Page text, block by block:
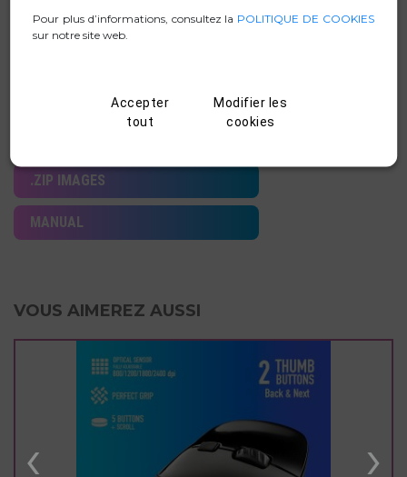
Idéal pour tous les utilisateurs comme les designers
graphiques ou encore les joueurs qui recherchent une
.ZIP IMAGES
MANUAL
VOUS AIMEREZ AUSSI
‹ ›
Pour plus d’informations, consultez la POLITIQUE DE COOKIES
sur notre site web.
Accepter
tout
Modifier les
cookies